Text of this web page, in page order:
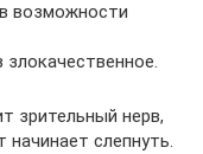
возможности
зрительный нерв,
начинает слепнуть.